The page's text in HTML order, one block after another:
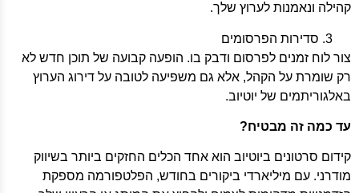
קהילה ונאמנות לערוץ שלך.
סדירות הפרסומים
צור לוח זמנים לפרסום ודבק בו. הופעה קבועה של תוכן חדש לא
רק שומרת על הקהל, אלא גם משפיעה לטובה על דירוג הערוץ
באלגוריתמים של יוטיוב.
עד כמה זה מבטיח?
קידום סרטונים ביוטיוב הוא אחד הכלים החזקים ביותר בשיווק
מודרני. עם מיליארדי ביקורים בחודש, הפלטפורמה מספקת